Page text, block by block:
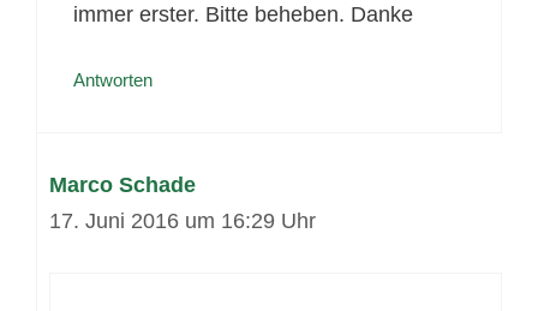
immer erster. Bitte beheben. Danke
Antworten
Marco Schade
17. Juni 2016 um 16:29 Uhr